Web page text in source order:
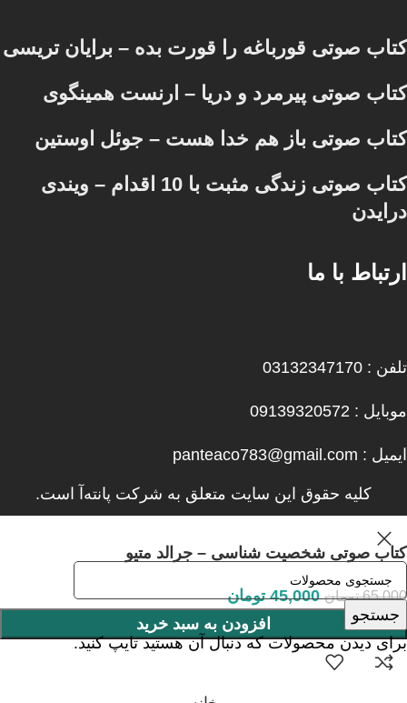
کتاب صوتی قورباغه را قورت بده – برایان تریسی
کتاب صوتی پیرمرد و دریا – ارنست همینگوی
کتاب صوتی باز هم خدا هست – جوئل اوستین
کتاب صوتی زندگی مثبت با 10 اقدام – ویندی
درایدن
ارتباط با ما
تلفن : 03132347170
موبایل : 09139320572
ایمیل : panteaco783@gmail.com
کلیه حقوق این سایت متعلق به شرکت پانته‌آ است.
جستجو
برای دیدن محصولات که دنبال آن هستید تایپ کنید.
کتاب صوتی شخصیت شناسی – جرالد متیو
65,000 تومان 45,000 تومان
افزودن به سبد خرید